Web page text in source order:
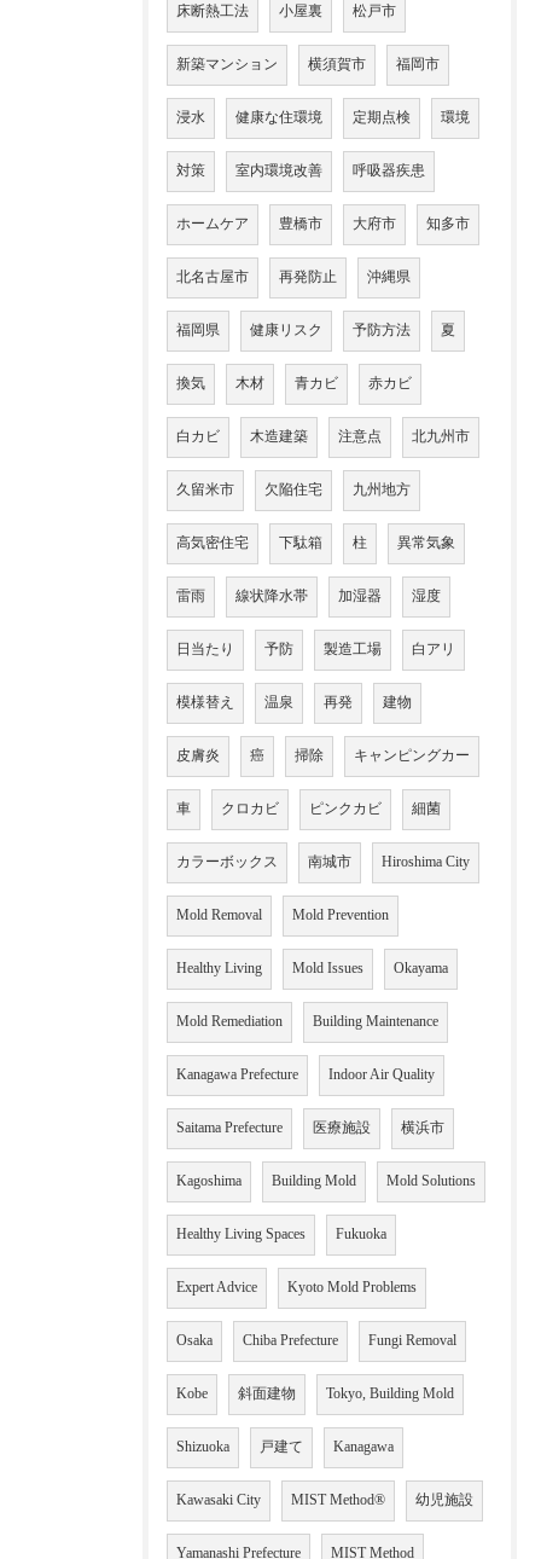
床断熱工法 小屋裏 松戸市
新築マンション 横須賀市 福岡市
浸水 健康な住環境 定期点検 環境
対策 室内環境改善 呼吸器疾患
ホームケア 豊橋市 大府市 知多市
北名古屋市 再発防止 沖縄県
福岡県 健康リスク 予防方法 夏
換気 木材 青カビ 赤カビ
白カビ 木造建築 注意点 北九州市
久留米市 欠陥住宅 九州地方
高気密住宅 下駄箱 柱 異常気象
雷雨 線状降水帯 加湿器 湿度
日当たり 予防 製造工場 白アリ
模様替え 温泉 再発 建物
皮膚炎 癌 掃除 キャンピングカー
車 クロカビ ピンクカビ 細菌
カラーボックス 南城市 Hiroshima City
Mold Removal Mold Prevention
Healthy Living Mold Issues Okayama
Mold Remediation Building Maintenance
Kanagawa Prefecture Indoor Air Quality
Saitama Prefecture 医療施設 横浜市
Kagoshima Building Mold Mold Solutions
Healthy Living Spaces Fukuoka
Expert Advice Kyoto Mold Problems
Osaka Chiba Prefecture Fungi Removal
Kobe 斜面建物 Tokyo, Building Mold
Shizuoka 戸建て Kanagawa
Kawasaki City MIST Method® 幼児施設
Yamanashi Prefecture MIST Method